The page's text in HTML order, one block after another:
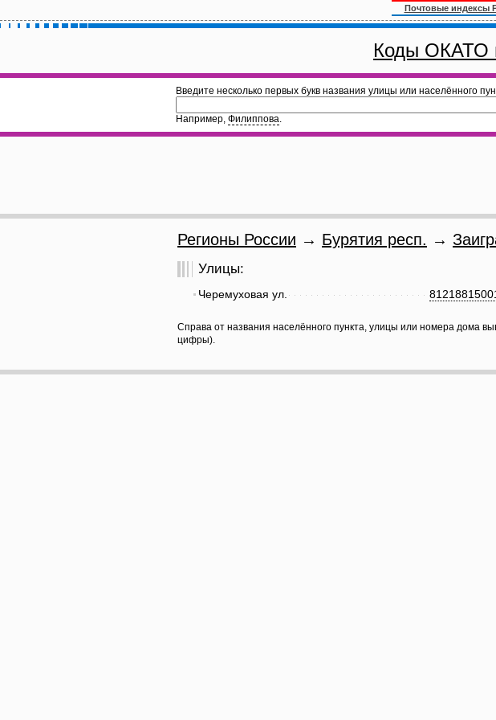
Почтовые индексы
Коды ОКАТО
Введите несколько первых букв названия улицы или населённого
Например, Филиппова.
Регионы России → Бурятия респ. →
Улицы:
Черемуховая ул.
Справа от названия населённого пункта, улицы или номера дома
цифры).